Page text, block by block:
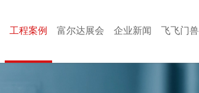
工程案例 富尔达展会 企业新闻 飞飞门兽